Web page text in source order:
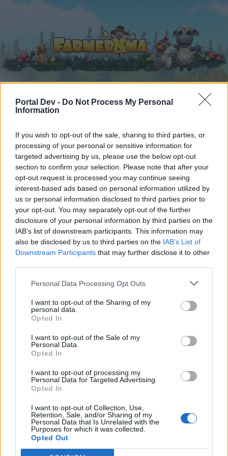
Portal Dev - Do Not Process My Personal
Information
If you wish to opt-out of the sale, sharing to third parties, or
processing of your personal or sensitive information for
targeted advertising by us, please use the below opt-out
section to confirm your selection. Please note that after your
opt-out request is processed you may continue seeing
interest-based ads based on personal information utilized by
us or personal information disclosed to third parties prior to
your opt-out. You may separately opt-out of the further
disclosure of your personal information by third parties on the
IAB’s list of downstream participants. This information may
also be disclosed by us to third parties on the IAB’s List of
Downstream Participants that may further disclose it to other
Personal Data Processing Opt Outs
I want to opt-out of the Sharing of my
personal data.
Opted In
I want to opt-out of the Sale of my
Personal Data.
Opted In
I want to opt-out of processing my
Personal Data for Targeted Advertising.
Opted In
I want to opt-out of Collection, Use,
Retention, Sale, and/or Sharing of my
Personal Data that Is Unrelated with the
Purposes for which it was collected.
Opted Out
Форуми ... Предложение Ретро пакети „Небесна градина“
Членове, харесали съобщение #1
Скъпи форум потребители,
Ако вие искате да се включите активно във
форума и да участвате в дискусиите, или
искате да започнете своя собствена тема,
първо ще трябва да влезете в играта. Моля,
регистрирайте се, ако нямате собствен акаунт.
Ние очакваме с нетърпение следващото ви
посещение във форума!
Играйте тук
25.3.25
Bamze
950
Генерал, женски
Съобщения: 1,659 Получени харесвания:
Точки за награди: 1,750
.didi2002.
Подрастващ автор
Съобщения: 61 Получени харесвания: 27 Точки за награди:
Начало Форуми Календар